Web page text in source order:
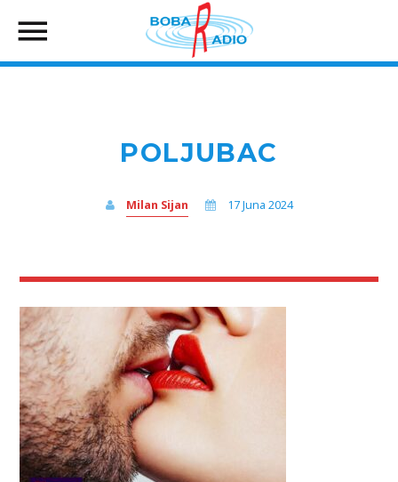
POLJUBAC
Milan Sijan 17 Juna 2024